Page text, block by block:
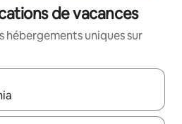
de vacances
hébergements uniques sur
utilisez les flèches vers le